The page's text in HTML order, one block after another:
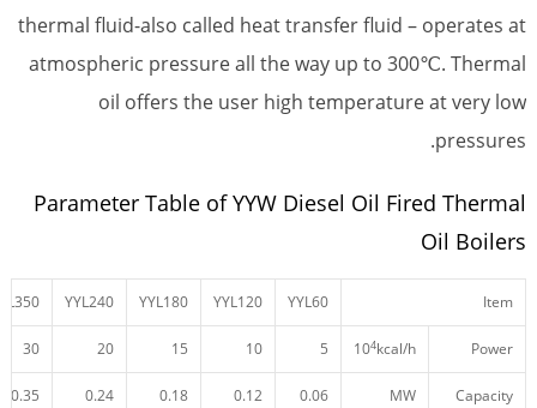
thermal fluid-also called heat transfer fluid – operates at
atmospheric pressure all the way up to 300℃. Thermal
oil offers the user high temperature at very low
pressures.
Parameter Table of YYW Diesel Oil Fired Thermal
Oil Boilers
Item
YYL60
YYL120
YYL180
YYL240
Power
104kcal/h
5
10
15
20
30
Capacity
MW
0.06
0.12
0.18
0.24
0.35